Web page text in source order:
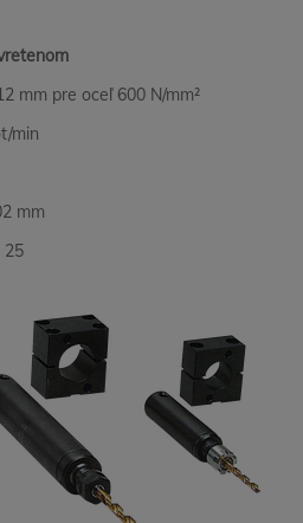
mm pre oceľ 600 N/mm²
min
mm
25